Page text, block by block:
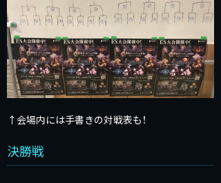
↑会場内には手書きの対戦表も！
決勝戦